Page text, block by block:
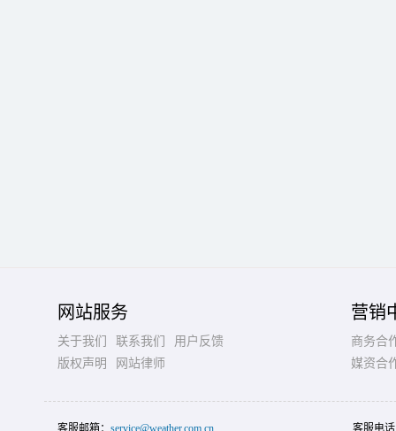
网站服务
关于我们 联系我们
用户反馈
版权声明
网站律师
营销
商务合
媒资合
客服邮箱： service@weather.com.cn 客服电